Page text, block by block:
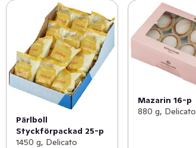
Pärlboll
Styckförpackad 25-p
1450 g, Delicato
Mazarin 16-p
880 g, Delicato